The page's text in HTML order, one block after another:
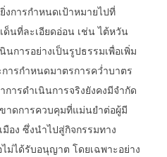
งการกำหนดเป้าหมายไปที่
นที่ละเอียดอ่อน เช่น ไต้หวัน
นการอย่างเป็นรูปธรรมเพื่อเพิ่ม
ารกำหนดมาตรการคว่ำบาตร
ารดำเนินการจริงยังคงมีจำกัด
ดการควบคุมที่แม่นยำต่อผู้มี
อง ซึ่งนำไปสู่กิจกรรมทาง
ม่ได้รับอนุญาต โดยเฉพาะอย่าง